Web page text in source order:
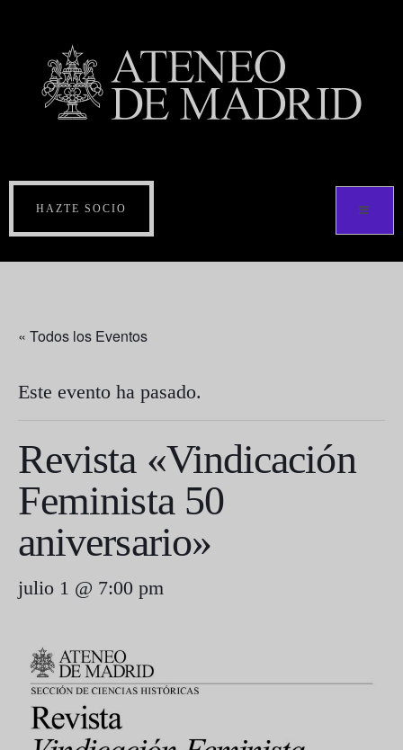
HAZTE SOCIO
« Todos los Eventos
Este evento ha pasado.
Revista «Vindicación
Feminista 50
aniversario»
julio 1 @ 7:00 pm